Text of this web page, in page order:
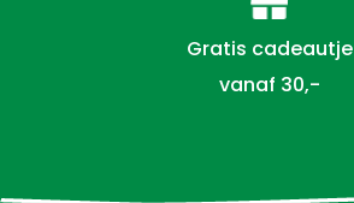
Gratis cadeautje
vanaf 30,-